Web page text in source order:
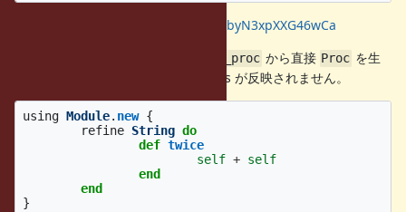
https://wandbox.org/permlink/8xbyN3xpXXG46wCa
Symbol#to_proc から直接 Proc を生
成し、呼び出した場合も refinements が反映されません。
using Module. new {
refine String do
def twice
self + self
end
end
}